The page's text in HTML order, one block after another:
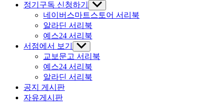
정기구독 신청하기
Show
sub
menu
네이버스마트스토어 서리북
알라딘 서리북
예스24 서리북
서점에서 보기
Show
sub
menu
교보문고 서리북
예스24 서리북
알라딘 서리북
공지 게시판
자유게시판